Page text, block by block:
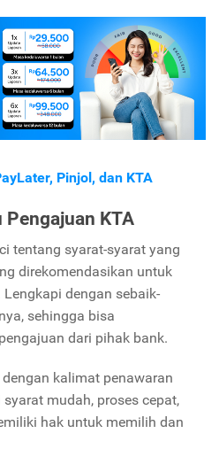
Pinjol, dan KTA
Pengajuan KTA
tentang syarat-syarat yang
direkomendasikan untuk
dengan sebaik-
sehingga bisa
dari pihak bank.
kalimat penawaran
mudah, proses cepat,
hak untuk memilih dan